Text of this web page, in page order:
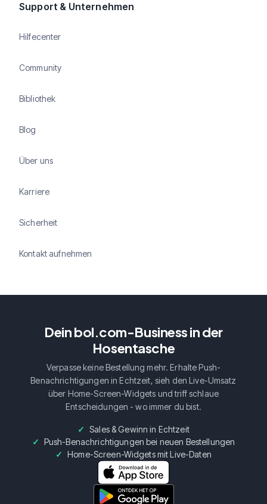
Support & Unternehmen
Hilfecenter
Community
Bibliothek
Blog
Über uns
Karriere
Sicherheit
Kontakt aufnehmen
Dein bol.com-Business in der
Hosentasche
Verpasse keine Bestellung mehr. Erhalte Push-
Benachrichtigungen in Echtzeit, sieh den Live-Umsatz
über Home-Screen-Widgets und triff schlaue
Entscheidungen - wo immer du bist.
Sales & Gewinn in Echtzeit
Push-Benachrichtigungen bei neuen Bestellungen
Home-Screen-Widgets mit Live-Daten